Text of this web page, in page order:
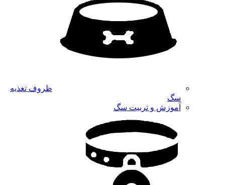
ظروف تغذیه
سگ
آموزش و تربیت سگ